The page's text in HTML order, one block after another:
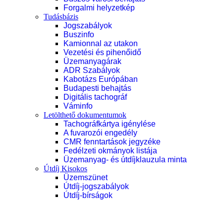
Forgalmi helyzetkép
Tudásbázis
Jogszabályok
Buszinfo
Kamionnal az utakon
Vezetési és pihenőidő
Üzemanyagárak
ADR Szabályok
Kabotázs Európában
Budapesti behajtás
Digitális tachográf
Váminfo
Letölthető dokumentumok
Tachográfkártya igénylése
A fuvarozói engedély
CMR fenntartások jegyzéke
Fedélzeti okmányok listája
Üzemanyag- és útdíjklauzula minta
Útdíj Kisokos
Üzemszünet
Útdíj-jogszabályok
Útdíj-bírságok